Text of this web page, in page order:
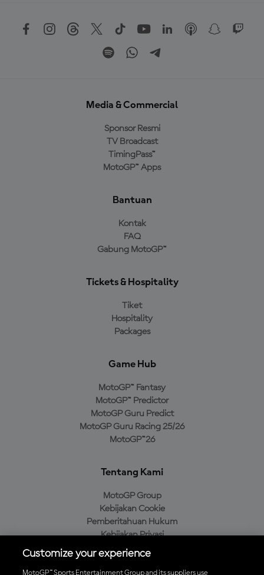
Media & Commercial
Sponsor Resmi
TV Broadcast
TimingPass™
MotoGP™ Apps
Bantuan
Kontak
FAQ
Gabung MotoGP™
Tickets & Hospitality
Tiket
Hospitality
Packages
Game Hub
MotoGP™ Fantasy
MotoGP™ Predictor
MotoGP Guru Predict
MotoGP Guru Racing 25/26
MotoGP™26
Tentang Kami
MotoGP Group
Kebijakan Cookie
Pemberitahuan Hukum
Kebijakan Privasi
Kebijakan Pembelian
Customize your experience
MotoGP™ Sports Entertainment Group and its suppliers use